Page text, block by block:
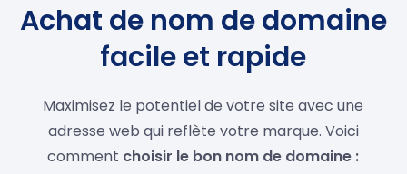
Achat de nom de domaine
facile et rapide
Maximisez le potentiel de votre site avec une
adresse web qui reflète votre marque. Voici
comment choisir le bon nom de domaine :